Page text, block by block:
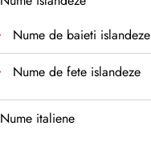
Nume de baieti islandeze
Nume de fete islandeze
Nume italiene